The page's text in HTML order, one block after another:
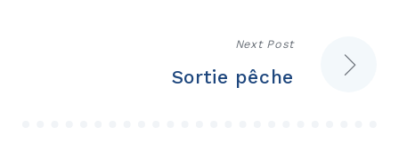
Next Post
Sortie pêche